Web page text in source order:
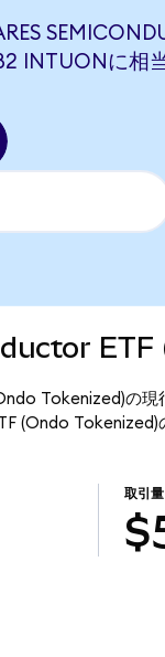
INTUONに相
ETF
Tokenized)の現
(Ondo Tokenized)
取引量